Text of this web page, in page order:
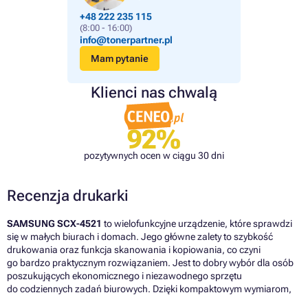
+48 222 235 115
(8:00 - 16:00)
info@tonerpartner.pl
Mam pytanie
Klienci nas chwalą
92%
pozytywnych ocen w ciągu 30 dni
Recenzja drukarki
SAMSUNG SCX-4521 to wielofunkcyjne urządzenie, które sprawdzi
się w małych biurach i domach. Jego główne zalety to szybkość
drukowania oraz funkcja skanowania i kopiowania, co czyni
go bardzo praktycznym rozwiązaniem. Jest to dobry wybór dla osób
poszukujących ekonomicznego i niezawodnego sprzętu
do codziennych zadań biurowych. Dzięki kompaktowym wymiarom,